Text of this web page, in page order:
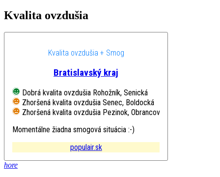
Kvalita ovzdušia
Kvalita ovzdušia + Smog
Bratislavský kraj
Dobrá kvalita ovzdušia Rohožník, Senická
Zhoršená kvalita ovzdušia Senec, Boldocká
Zhoršená kvalita ovzdušia Pezinok, Obrancov mieru
Momentálne žiadna smogová situácia :-)
populair.sk
hore